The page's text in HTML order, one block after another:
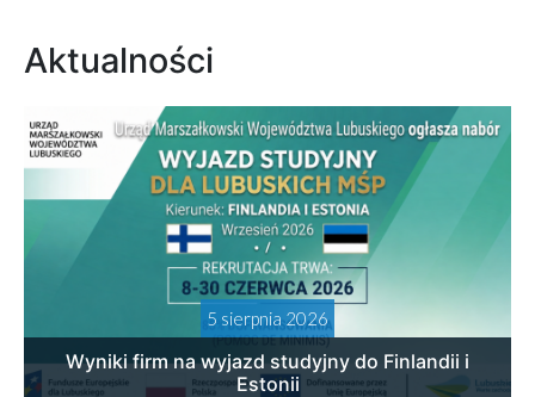
Aktualności
5 sierpnia 2026
Wyniki firm na wyjazd studyjny do Finlandii i
Estonii